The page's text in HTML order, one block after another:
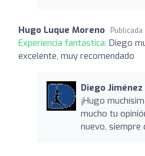
Hugo Luque Moreno Publicada
Experiencia fantástica: Diego
excelente, muy recomendado
Diego
¡Hugo
mucho tu
nuevo, siempre